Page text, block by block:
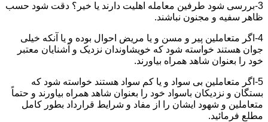
3-بررسی شود طرفین معامله اهلیت دارند یا خیر؟ دقت شود حسب
ظاهر سفیه و مجنون نباشند.
4-اگر متعاملین پیر و مسن و یا مریض احوال بوده و یا آنکه خیلی
جوان هستند خواسته شود که خویشاوندان نزدیک و آشنایان معتبر
خود را بعنوان شاهد همراه بیاورند.
5-اگر متعاملین بی سواد و یا کم سواد هستند خواسته شود که
بستگان و نزدیکان باسواد خود را بعنوان شاهد همراه بیاورند و حتماً
متعاملین و شهود ایشان را از مفاد و شرایط قرارداد بطور کامل
مطلع فرمائید.